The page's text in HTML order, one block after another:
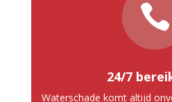

24/7
Waterschade komt altijd